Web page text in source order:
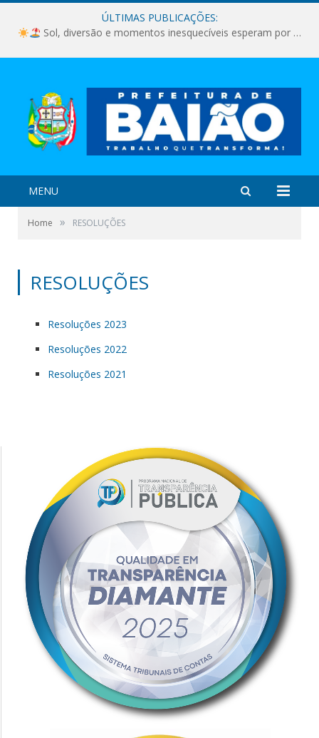
ÚLTIMAS PUBLICAÇÕES:
Sol, diversão e momentos inesquecíveis esperam por você!
MENU
Home » RESOLUÇÕES
RESOLUÇÕES
Resoluções 2023
Resoluções 2022
Resoluções 2021